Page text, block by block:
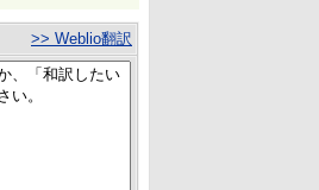
>> Weblio翻訳